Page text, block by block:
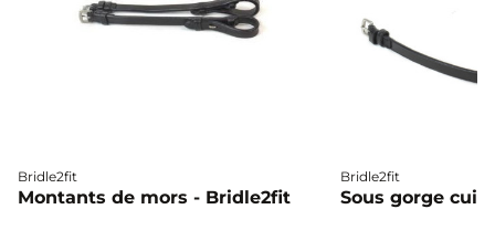
Bridle2fit
Montants de mors - Bridle2fit
Bridle2fit
Sous gorge